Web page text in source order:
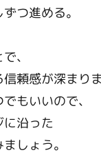
つ進める。
、
頼感が深まりま
もいいので、
沿った
しょう。